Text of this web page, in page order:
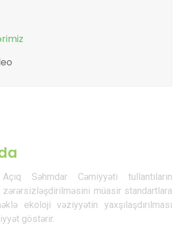
Səhmdar Cəmiyyəti tullantıların
müasir standartlara
ekoloji vəziyyətin yaxşılaşdırılması
göstərir.